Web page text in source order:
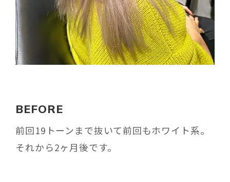
BEFORE
前回19トーンまで抜いて前回もホワイト系。
それから2ヶ月後です。